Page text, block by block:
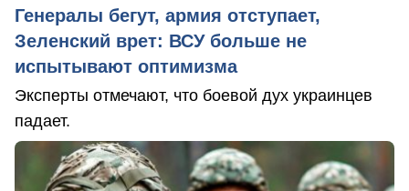
Генералы бегут, армия отступает,
Зеленский врет: ВСУ больше не
испытывают оптимизма
Эксперты отмечают, что боевой дух украинцев
падает.